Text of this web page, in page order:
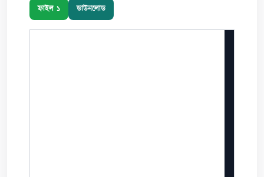
ফাইল ১ ডাউনলোড